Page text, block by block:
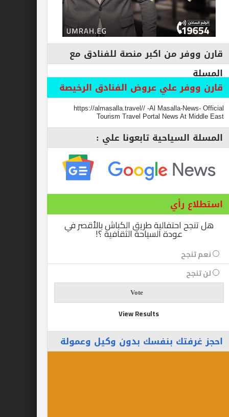
من اكبر منصة للفنادق مع
علي عروض الفنادق الرخيصة
https://almasalla.travel// -Al Masalla-
Tourism Travel Portal News At
السياحية تابعونا علي :
رأي
احتفالية طريق الكباش بالأقصر في
عودة السياحة الثقافية ؟!
View Results
بنفسك بدون وكيل وعمولة